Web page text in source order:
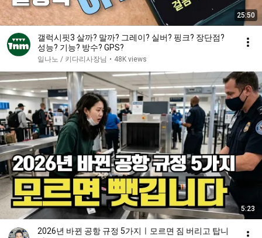
25:50
갤럭시핏3 살까? 말까? 그레이? 실버? 핑크? 장단점?
성능? 기능? 방수? GPS?
일나노 / 키다리사장님 • 48K views
5:23
2026년 바뀐 공항 규정 5가지ㅣ모르면 짐 버리고 탑니